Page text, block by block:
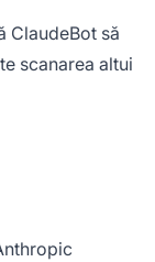
ClaudeBot să
scanarea altui